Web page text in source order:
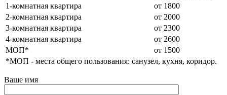
1-комнатная квартира
от 1800
2-комнатная квартира
от 2000
3-комнатная квартира
от 2300
4-комнатная квартира
от 2600
МОП*
от 1500
*МОП - места общего пользования: санузел, кухня, коридор.
Ваше имя